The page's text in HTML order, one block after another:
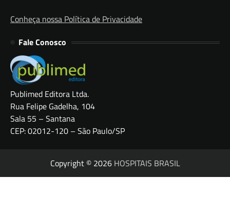
Conheça nossa Política de Privacidade
Fale Conosco
Publimed Editora Ltda.
Rua Felipe Gadelha, 104
Sala 55 – Santana
CEP: 02012-120 – São Paulo/SP
Copyright © 2026 HOSPITAIS BRASIL